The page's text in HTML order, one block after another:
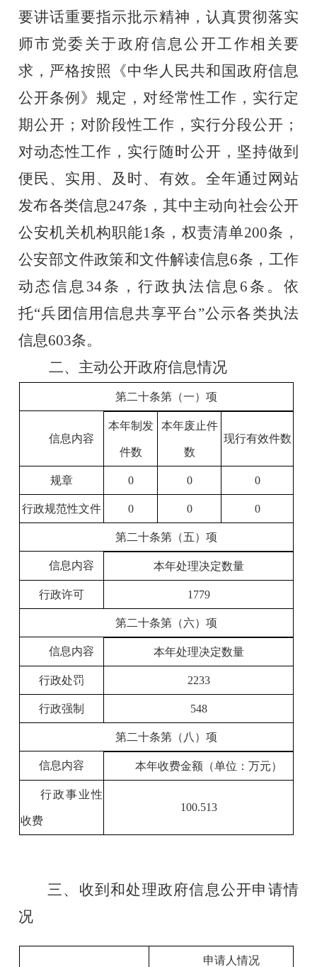
要讲话重要指示批示精神，认真贯彻落实
师市党委关于政府信息公开工作相关要
求，严格按照《中华人民共和国政府信息
公开条例》规定，对经常性工作，实行定
期公开；对阶段性工作，实行分段公开；
对动态性工作，实行随时公开，坚持做到
便民、实用、及时、有效。全年通过网站
发布各类信息247条，其中主动向社会公开
公安机关机构职能1条，权责清单200条，
公安部文件政策和文件解读信息6条，工作
动态信息 34条，行政执法信息 6条 。 依
托“兵团信用信息共享平台”公示各类执法
信息603条。
二、 主动公开政府信息情况
第二十条第（一）项
信息内容
本年制发
件数
本年废止件
数
现行有效件数
规章 0 0 0
行政规范性文件 0 0 0
第二十条第（五）项
信息内容 本年处理决定数量
行政许可 1779
第二十条第（六）项
信息内容 本年处理决定数量
行政处罚 2233
行政强制 548
第二十条第（八）项
信息内容 本年收费金额（单位：万元）
行政事业性
收费
100.513
三、 收到和处理政府信息公开申请情
况
申请人情况